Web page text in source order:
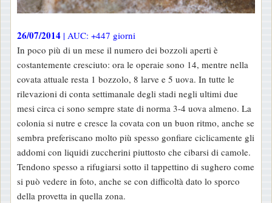
26/07/2014 | AUC: +447 giorni
In poco più di un mese il numero dei bozzoli aperti è
costantemente cresciuto: ora le operaie sono 14, mentre nella
covata attuale resta 1 bozzolo, 8 larve e 5 uova. In tutte le
rilevazioni di conta settimanale degli stadi negli ultimi due
mesi circa ci sono sempre state di norma 3-4 uova almeno. La
colonia si nutre e cresce la covata con un buon ritmo, anche se
sembra preferiscano molto più spesso gonfiare ciclicamente gli
addomi con liquidi zuccherini piuttosto che cibarsi di camole.
Tendono spesso a rifugiarsi sotto il tappettino di sughero come
si può vedere in foto, anche se con difficoltà dato lo sporco
della provetta in quella zona.